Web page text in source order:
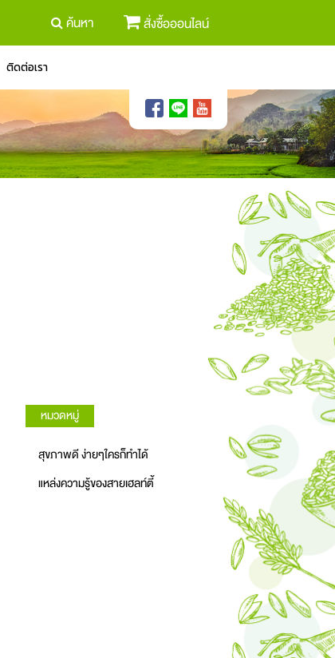
ค้นหา สั่งซื้อออนไลน์
ติดต่อเรา
หมวดหมู่
สุขภาพดี ง่ายๆใครก็ทำได้
แหล่งความรู้ของสายเฮลท์ตี้